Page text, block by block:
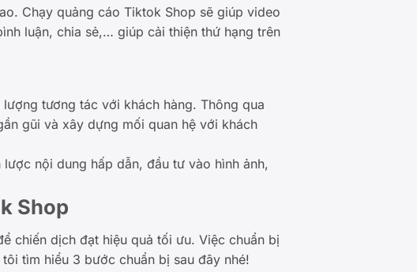
Chạy quảng cáo Tiktok Shop sẽ giúp video
luận, chia sẻ,… giúp cải thiện thứ hạng trên
tương tác với khách hàng. Thông qua
gũi và xây dựng mối quan hệ với khách
nội dung hấp dẫn, đầu tư vào hình ảnh,
Shop
chiến dịch đạt hiệu quả tối ưu. Việc chuẩn bị
tìm hiểu 3 bước chuẩn bị sau đây nhé!